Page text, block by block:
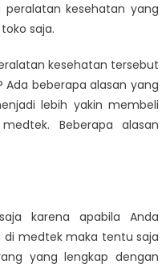
kesehatan yang
saja.
kesehatan tersebut
beberapa alasan yang
lebih yakin membeli
Beberapa alasan
karena apabila Anda
medtek maka tentu saja
yang lengkap dengan